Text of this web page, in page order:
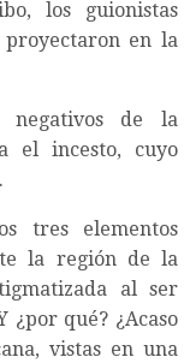
los guionistas
en la
negativos de la
el incesto, cuyo
tres elementos
la región de la
al ser
¿por qué? ¿Acaso
vistas en una